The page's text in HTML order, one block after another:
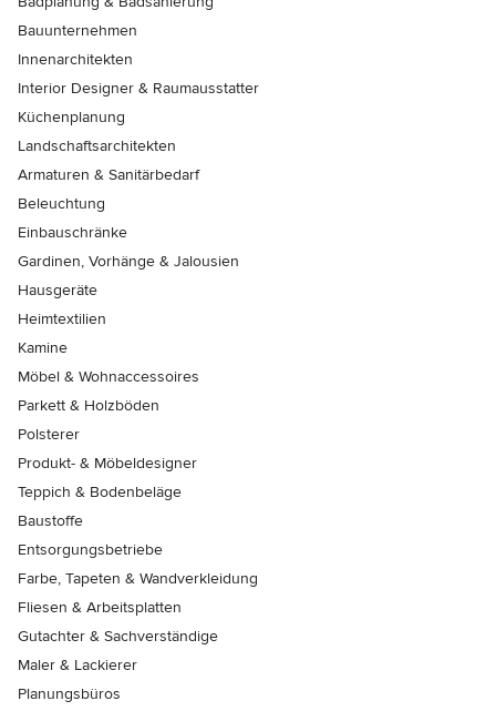
Bauunternehmen
Innenarchitekten
Interior Designer & Raumausstatter
Küchenplanung
Landschaftsarchitekten
Armaturen & Sanitärbedarf
Beleuchtung
Einbauschränke
Gardinen, Vorhänge & Jalousien
Hausgeräte
Heimtextilien
Kamine
Möbel & Wohnaccessoires
Parkett & Holzböden
Polsterer
Produkt- & Möbeldesigner
Teppich & Bodenbeläge
Baustoffe
Entsorgungsbetriebe
Farbe, Tapeten & Wandverkleidung
Fliesen & Arbeitsplatten
Gutachter & Sachverständige
Maler & Lackierer
Planungsbüros